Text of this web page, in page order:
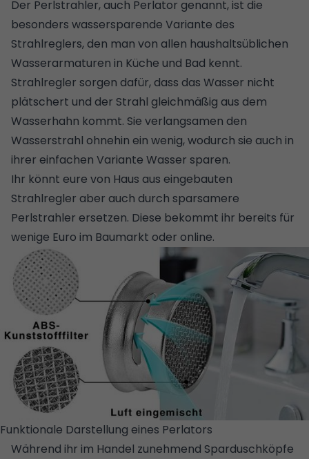
Der Perlstrahler, auch Perlator genannt, ist die
besonders wassersparende Variante des
Strahlreglers, den man von allen haushaltsüblichen
Wasserarmaturen in Küche und Bad kennt.
Strahlregler sorgen dafür, dass das Wasser nicht
plätschert und der Strahl gleichmäßig aus dem
Wasserhahn kommt. Sie verlangsamen den
Wasserstrahl ohnehin ein wenig, wodurch sie auch in
ihrer einfachen Variante Wasser sparen.
Ihr könnt eure von Haus aus eingebauten
Strahlregler aber auch durch sparsamere
Perlstrahler ersetzen. Diese bekommt ihr bereits für
wenige Euro im Baumarkt oder online.
Funktionale Darstellung eines Perlators
Während ihr im Handel zunehmend Sparduschköpfe